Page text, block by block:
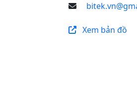
Xem bản đồ